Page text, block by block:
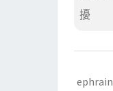
擾
ephrain